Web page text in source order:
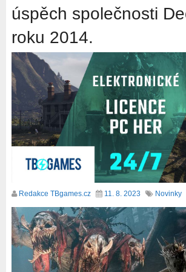
úspěch společnosti
roku 2014.
Redakce TBgames.cz 11. 8. 2023 Novinky